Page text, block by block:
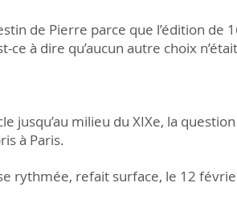
de Pierre parce que l’édition de
à dire qu’aucun autre choix
jusqu’au milieu du XIXe, la
à Paris.
rythmée, refait surface, le 12